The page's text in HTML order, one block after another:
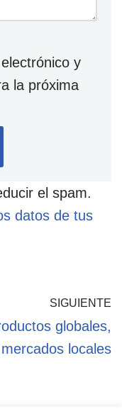
y
la próxima
el spam.
datos de tus
SIGUIENTE
globales,
mercados locales